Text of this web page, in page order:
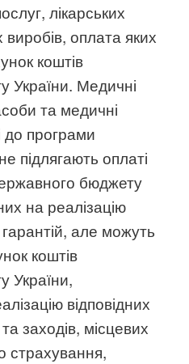
лікарських
оплата яких
коштів
України. Медичні
та медичні
до програми
підлягають оплаті
бюджету
на реалізацію
але можуть
коштів
України,
відповідних
заходів, місцевих
страхування,